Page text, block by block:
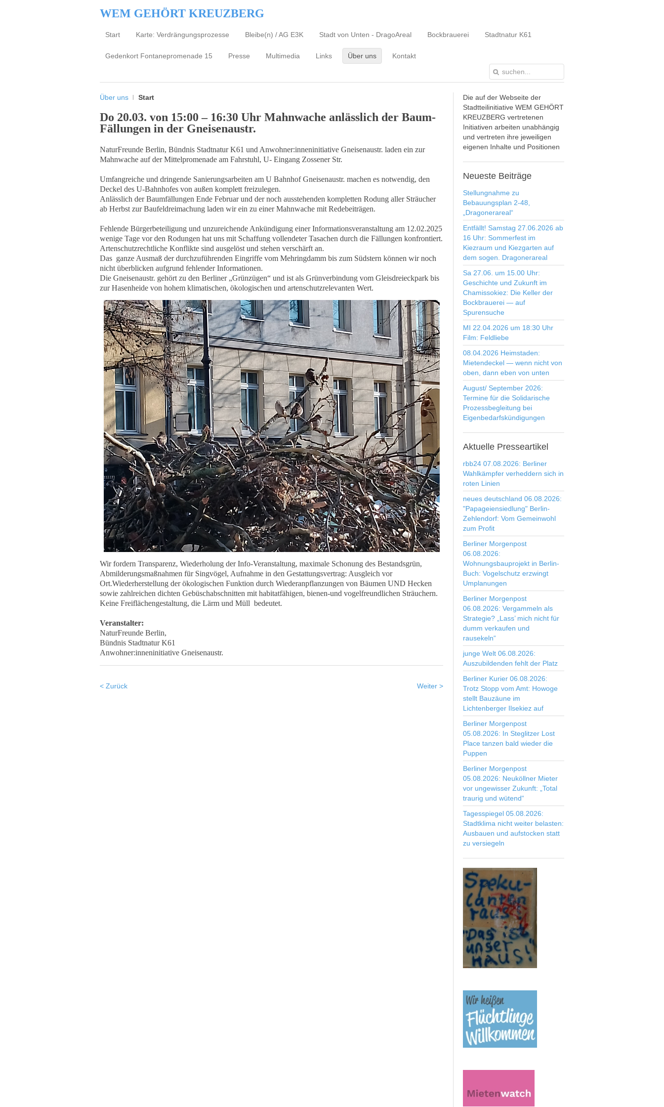
WEM GEHÖRT KREUZBERG
Start Karte: Verdrängungsprozesse Bleibe(n) / AG E3K Stadt von Unten - DragoAreal Bockbrauerei Stadtnatur K61
Gedenkort Fontanepromenade 15 Presse Multimedia Links Über uns Kontakt
Über uns Start
Do 20.03. von 15:00 – 16:30 Uhr Mahnwache anlässlich der Baum-
Fällungen in der Gneisenaustr.
NaturFreunde Berlin, Bündnis Stadtnatur K61 und Anwohner:inneninitiative Gneisenaustr. laden ein zur
Mahnwache auf der Mittelpromenade am Fahrstuhl, U- Eingang Zossener Str.
Umfangreiche und dringende Sanierungsarbeiten am U Bahnhof Gneisenaustr. machen es notwendig, den
Deckel des U-Bahnhofes von außen komplett freizulegen.
Anlässlich der Baumfällungen Ende Februar und der noch ausstehenden kompletten Rodung aller Sträucher
ab Herbst zur Baufeldreimachung laden wir ein zu einer Mahnwache mit Redebeiträgen.
Fehlende Bürgerbeteiligung und unzureichende Ankündigung einer Informationsveranstaltung am 12.02.2025
wenige Tage vor den Rodungen hat uns mit Schaffung vollendeter Tasachen durch die Fällungen konfrontiert.
Artenschutzrechtliche Konflikte sind ausgelöst und stehen verschärft an.
Das ganze Ausmaß der durchzuführenden Eingriffe vom Mehringdamm bis zum Südstern können wir noch
nicht überblicken aufgrund fehlender Informationen.
Die Gneisenaustr. gehört zu den Berliner „Grünzügen“ und ist als Grünverbindung vom Gleisdreieckpark bis
zur Hasenheide von hohem klimatischen, ökologischen und artenschutzrelevanten Wert.
Wir fordern Transparenz, Wiederholung der Info-Veranstaltung, maximale Schonung des Bestandsgrün,
Abmilderungsmaßnahmen für Singvögel, Aufnahme in den Gestattungsvertrag: Ausgleich vor
Ort.Wiederherstellung der ökologischen Funktion durch Wiederanpflanzungen von Bäumen UND Hecken
sowie zahlreichen dichten Gebüschabschnitten mit habitatfähigen, bienen-und vogelfreundlichen Sträuchern.
Keine Freiflächengestaltung, die Lärm und Müll bedeutet.
Veranstalter:
NaturFreunde Berlin,
Bündnis Stadtnatur K61
Anwohner:inneninitiative Gneisenaustr.
< Zurück Weiter >
Die auf der Webseite der
Stadtteilinitiative WEM GEHÖRT
KREUZBERG vertretenen
Initiativen arbeiten unabhängig
und vertreten ihre jeweiligen
eigenen Inhalte und Positionen
Neueste Beiträge
Stellungnahme zu
Bebauungsplan 2-48,
„Dragonerareal“
Entfällt! Samstag 27.06.2026 ab
16 Uhr: Sommerfest im
Kiezraum und Kiezgarten auf
dem sogen. Dragonerareal
Sa 27.06. um 15.00 Uhr:
Geschichte und Zukunft im
Chamissokiez: Die Keller der
Bockbrauerei — auf
Spurensuche
MI 22.04.2026 um 18:30 Uhr
Film: Feldliebe
08.04.2026 Heimstaden:
Mietendeckel — wenn nicht von
oben, dann eben von unten
August/ September 2026:
Termine für die Solidarische
Prozessbegleitung bei
Eigenbedarfskündigungen
Aktuelle Presseartikel
rbb24 07.08.2026: Berliner
Wahlkämpfer verheddern sich in
roten Linien
neues deutschland 06.08.2026:
"Papageiensiedlung" Berlin-
Zehlendorf: Vom Gemeinwohl
zum Profit
Berliner Morgenpost
06.08.2026:
Wohnungsbauprojekt in Berlin-
Buch: Vogelschutz erzwingt
Umplanungen
Berliner Morgenpost
06.08.2026: Vergammeln als
Strategie? „Lass’ mich nicht für
dumm verkaufen und
rausekeln“
junge Welt 06.08.2026:
Auszubildenden fehlt der Platz
Berliner Kurier 06.08.2026:
Trotz Stopp vom Amt: Howoge
stellt Bauzäune im
Lichtenberger Ilsekiez auf
Berliner Morgenpost
05.08.2026: In Steglitzer Lost
Place tanzen bald wieder die
Puppen
Berliner Morgenpost
05.08.2026: Neuköllner Mieter
vor ungewisser Zukunft: „Total
traurig und wütend“
Tagesspiegel 05.08.2026:
Stadtklima nicht weiter belasten:
Ausbauen und aufstocken statt
zu versiegeln